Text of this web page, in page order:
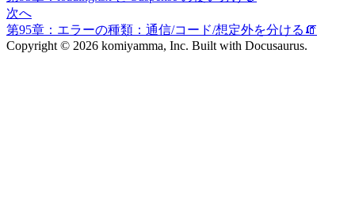
次へ
第95章：エラーの種類：通信/コード/想定外を分ける🧯
Copyright © 2026 komiyamma, Inc. Built with Docusaurus.